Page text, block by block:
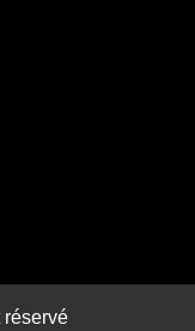
réservé